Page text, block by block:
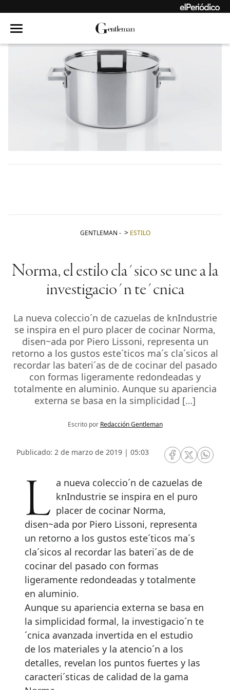
GENTLEMAN - ESTILO
Norma, el estilo cla´sico se une a la
investigacio´n te´cnica
La nueva coleccio´n de cazuelas de knIndustrie
se inspira en el puro placer de cocinar Norma,
disen~ada por Piero Lissoni, representa un
retorno a los gustos este´ticos ma´s cla´sicos al
recordar las bateri´as de de cocinar del pasado
con formas ligeramente redondeadas y
totalmente en aluminio. Aunque su apariencia
externa se basa en la simplicidad […]
Escrito por Redacción Gentleman
Publicado: 2 de marzo de 2019 | 05:03
RRSS Facebook
RRSSRRSS
La nueva coleccio´n de cazuelas de knIndustrie se inspira en el puro
placer de cocinar Norma,
disen~ada por Piero Lissoni, representa
un retorno a los gustos este´ticos ma´s
cla´sicos al recordar las bateri´as de de
cocinar del pasado con formas
ligeramente redondeadas y totalmente
en aluminio.
Aunque su apariencia externa se basa en
la simplicidad formal, la investigacio´n te
´cnica avanzada invertida en el estudio
de los materiales y la atencio´n a los
detalles, revelan los puntos fuertes y las
caracteri´sticas de calidad de la gama